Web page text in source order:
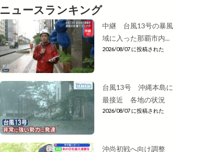
ニュースランキング
中継 台風13号の暴風
域に入った那覇市内...
2026/08/07 に投稿された
台風13号 沖縄本島に
最接近 各地の状況
2026/08/07 に投稿された
沖尚初戦へ向け調整